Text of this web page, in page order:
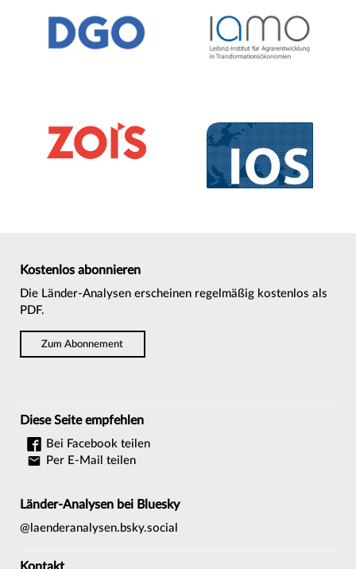
Kostenlos abonnieren
Die Länder-Analysen erscheinen regelmäßig kostenlos als
PDF.
Zum Abonnement
Diese Seite empfehlen
Bei Facebook teilen
Per E-Mail teilen
Länder-Analysen bei Bluesky
@laenderanalysen.bsky.social